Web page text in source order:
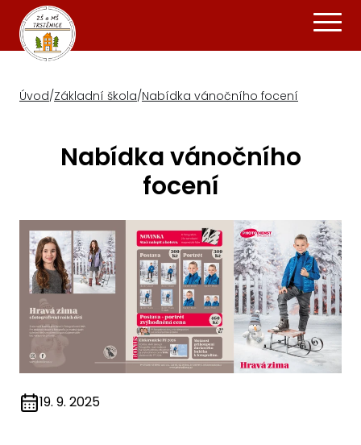
Úvod/Základní škola/Nabídka vánočního focení
Nabídka vánočního
focení
19. 9. 2025